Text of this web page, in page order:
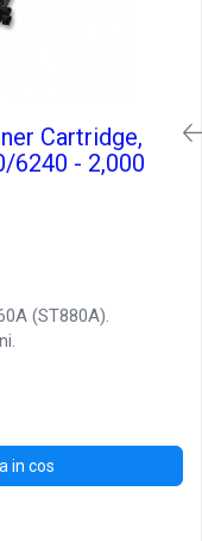
Cartridge,
6240 - 2,000
(ST880A).
in cos